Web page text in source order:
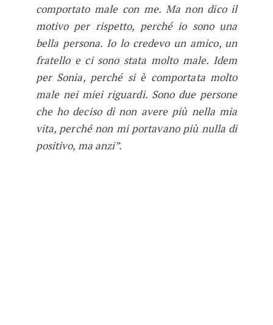
comportato male con me. Ma non dico il
motivo per rispetto, perché io sono una
bella persona. Io lo credevo un amico, un
fratello e ci sono stata molto male. Idem
per Sonia, perché si è comportata molto
male nei miei riguardi. Sono due persone
che ho deciso di non avere più nella mia
vita, perché non mi portavano più nulla di
positivo, ma anzi”.